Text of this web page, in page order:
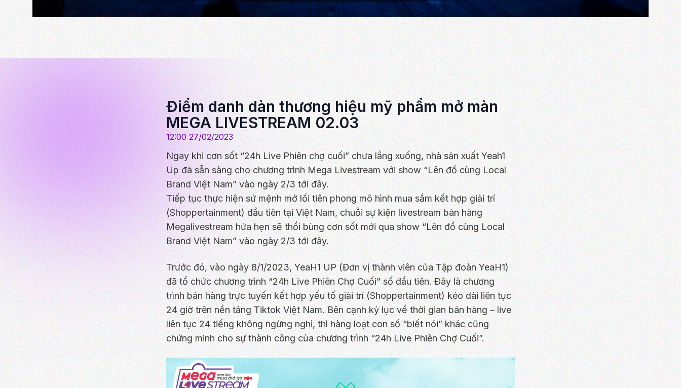
Điểm danh dàn thương hiệu mỹ phẩm mở màn
MEGA LIVESTREAM 02.03
12:00 27/02/2023
Ngay khi cơn sốt “24h Live Phiên chợ cuối” chưa lắng xuống, nhà sản xuất Yeah1
Up đã sẵn sàng cho chương trình Mega Livestream với show “Lên đồ cùng Local
Brand Việt Nam” vào ngày 2/3 tới đây.
Tiếp tục thực hiện sứ mệnh mở lối tiên phong mô hình mua sắm kết hợp giải trí
(Shoppertainment) đầu tiên tại Việt Nam, chuỗi sự kiện livestream bán hàng
Megalivestream hứa hẹn sẽ thổi bùng cơn sốt mới qua show “Lên đồ cùng Local
Brand Việt Nam” vào ngày 2/3 tới đây.
Trước đó, vào ngày 8/1/2023, YeaH1 UP (Đơn vị thành viên của Tập đoàn YeaH1)
đã tổ chức chương trình “24h Live Phiên Chợ Cuối” số đầu tiên. Đây là chương
trình bán hàng trực tuyến kết hợp yếu tố giải trí (Shoppertainment) kéo dài liên tục
24 giờ trên nền tảng Tiktok Việt Nam. Bên cạnh kỷ lục về thời gian bán hàng – live
liên tục 24 tiếng không ngừng nghỉ, thì hàng loạt con số “biết nói” khác cũng
chứng minh cho sự thành công của chương trình “24h Live Phiên Chợ Cuối”.